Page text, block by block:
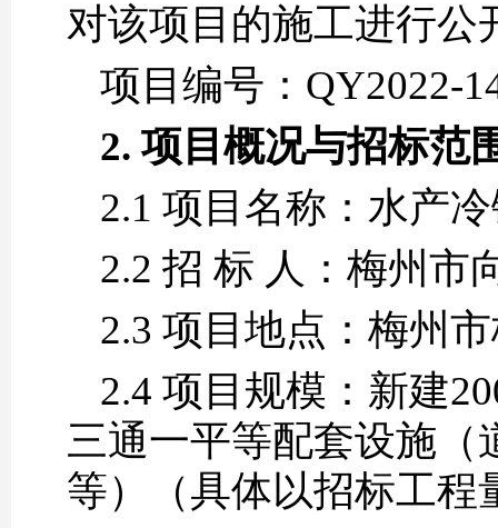
对该项目的施工进行公
项目编号：QY2022-
2. 项目概况与招标范
2.1 项目名称：水产
2.2 招 标 人：梅州市
2.3 项目地点：梅州
2.4 项目规模：新建
三通一平等配套设施
等）（具体以招标工程